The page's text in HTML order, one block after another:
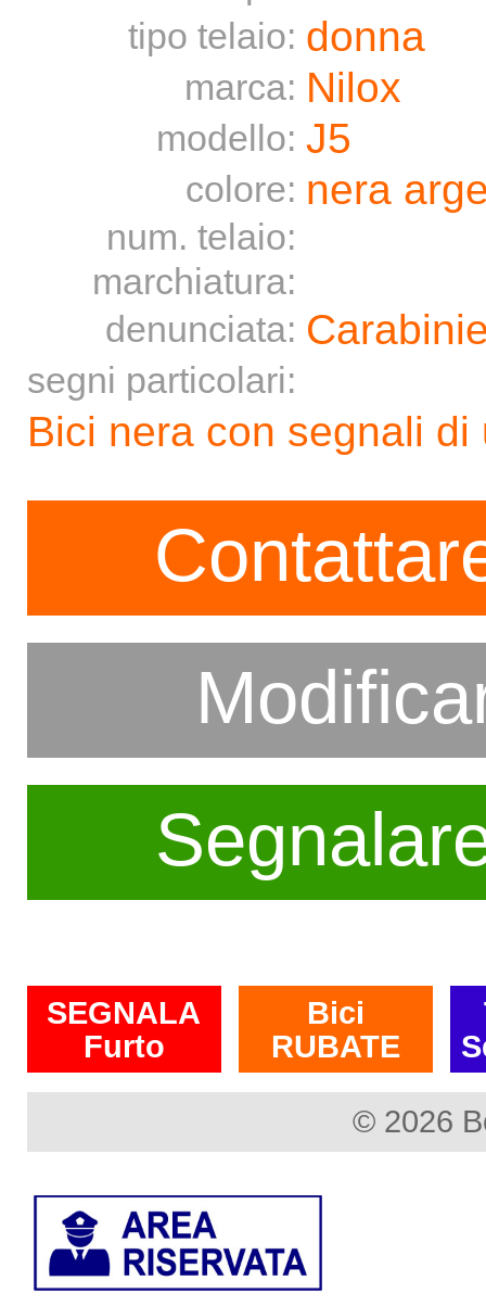
tipo telaio: donna
marca: Nilox
modello: J5
colore: nera
num. telaio:
marchiatura:
denunciata:
segni particolari:
Bici nera con segnali
SEGNALA
Furto
Bici
RUBATE
© 2026